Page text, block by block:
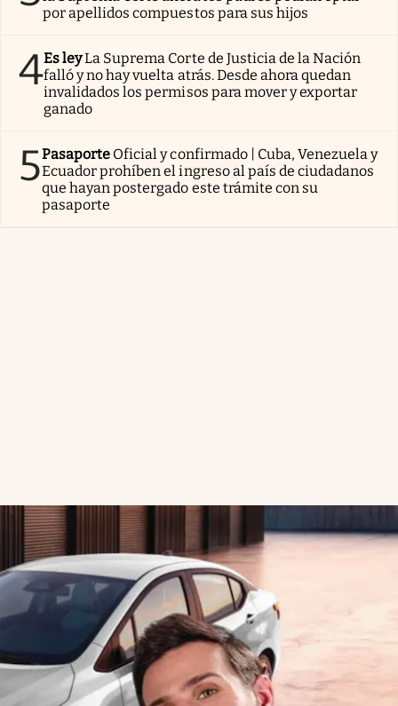
por apellidos compuestos para sus hijos
4Es leyLa Suprema Corte de Justicia de la Nación
falló y no hay vuelta atrás. Desde ahora quedan
invalidados los permisos para mover y exportar
ganado
5Pasaporte Oficial y confirmado | Cuba, Venezuela y
Ecuador prohíben el ingreso al país de ciudadanos
que hayan postergado este trámite con su
pasaporte